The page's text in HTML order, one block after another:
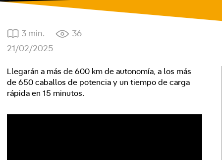
21/02/2025
3 min. 36
Llegarán a más de 600 km de autonomía, a los más
de 650 caballos de potencia y un tiempo de carga
rápida en 15 minutos.